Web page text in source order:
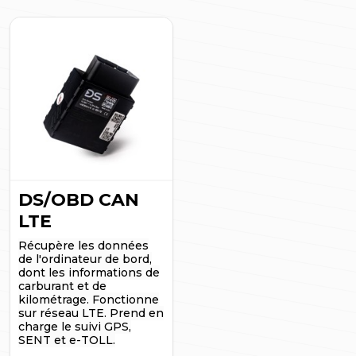
DS/OBD CAN
LTE
Récupère les données
de l'ordinateur de bord,
dont les informations de
carburant et de
kilométrage. Fonctionne
sur réseau LTE. Prend en
charge le suivi GPS,
SENT et e-TOLL.